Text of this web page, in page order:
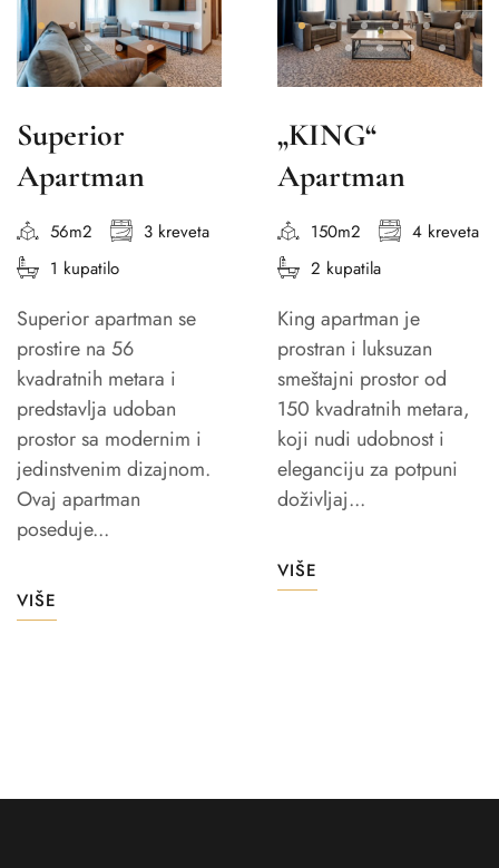
Superior
Apartman
56m2
3 kreveta
1 kupatilo
Superior apartman se
prostire na 56
kvadratnih metara i
predstavlja udoban
prostor sa modernim i
jedinstvenim dizajnom.
Ovaj apartman
poseduje...
VIŠE
„KING“
Apartman
150m2
4 kreveta
2 kupatila
King apartman je
prostran i luksuzan
smeštajni prostor od
150 kvadratnih metara,
koji nudi udobnost i
eleganciju za potpuni
doživljaj...
VIŠE